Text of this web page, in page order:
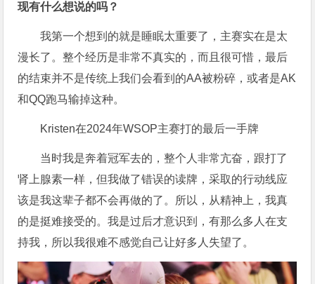
现有什么想说的吗？
我第一个想到的就是睡眠太重要了，主赛实在是太
漫长了。整个经历是非常不真实的，而且很可惜，最后
的结束并不是传统上我们会看到的AA被粉碎，或者是AK
和QQ跑马输掉这种。
Kristen在2024年WSOP主赛打的最后一手牌
当时我是奔着冠军去的，整个人非常亢奋，跟打了
肾上腺素一样，但我做了错误的读牌，采取的行动线应
该是我这辈子都不会再做的了。所以，从精神上，我真
的是挺难接受的。我是过后才意识到，有那么多人在支
持我，所以我很难不感觉自己让好多人失望了。